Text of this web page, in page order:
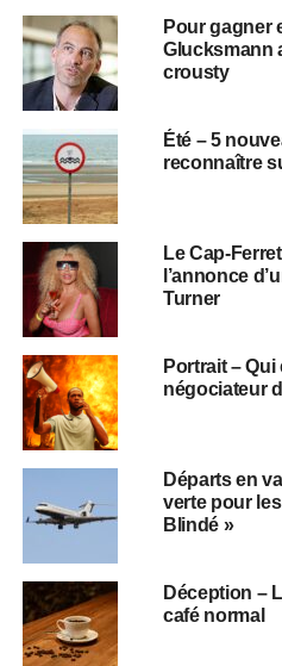
Pour gagner
Glucksmann
crousty
Été – 5
reconnaître
Le Cap-
l’annonce
Turner
Portrait –
négociateur
Départs en
verte pour
Blindé »
Déception –
café normal